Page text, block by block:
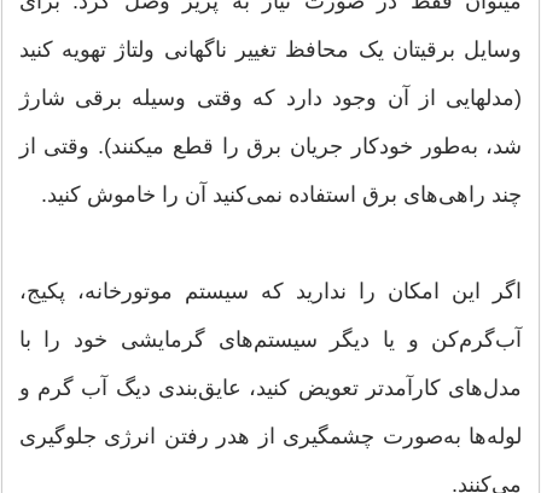
وسایل برقی‎تان یک محافظ تغییر ناگهانى ولتاژ تهویه کنید
(مدل‎هایی از آن وجود دارد که وقتی وسیله برقی شارژ
شد، به‌طور خودکار جریان برق را قطع می‎کنند). وقتی از
چند راهی‌‏های برق استفاده نمی‌کنید آن را خاموش کنید.
اگر این امکان را ندارید که سیستم موتورخانه، پکیج،
آب‌گرم‌کن و یا دیگر سیستم‌های گرمایشی خود را با
مدل‎‌های کارآمدتر تعویض کنید، عایق‌بندی دیگ آب گرم و
لوله‌ها به‌صورت چشمگیری از هدر رفتن انرژی جلوگیری
می‌کنند.